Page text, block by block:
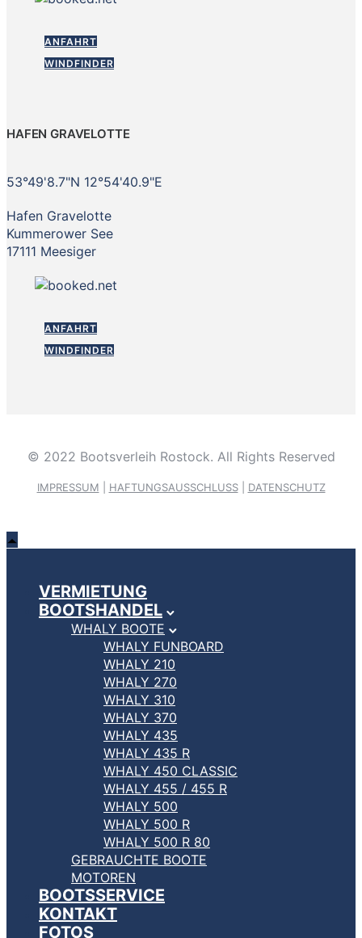
ANFAHRT
WINDFINDER
HAFEN GRAVELOTTE
53°49'8.7"N 12°54'40.9"E
Hafen Gravelotte
Kummerower See
17111 Meesiger
ANFAHRT
WINDFINDER
© 2022 Bootsverleih Rostock. All Rights Reserved
IMPRESSUM HAFTUNGSAUSSCHLUSS| DATENSCHUTZ
VERMIETUNG
BOOTSHANDEL
WHALY BOOTE
WHALY FUNBOARD
WHALY 210
WHALY 270
WHALY 310
WHALY 370
WHALY 435
WHALY 435 R
WHALY 450 CLASSIC
WHALY 455 / 455 R
WHALY 500
WHALY 500 R
WHALY 500 R 80
GEBRAUCHTE BOOTE
MOTOREN
BOOTSSERVICE
KONTAKT
FOTOS